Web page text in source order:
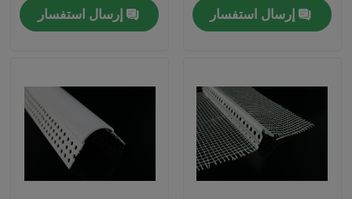
منتجات
إرسال استفسار
إرسال استفسار